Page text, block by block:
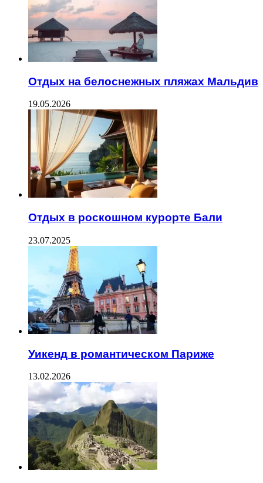
Отдых на белоснежных пляжах Мальдив
19.05.2026
Отдых в роскошном курорте Бали
23.07.2025
Уикенд в романтическом Париже
13.02.2026